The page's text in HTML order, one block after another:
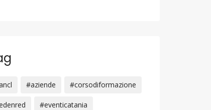
#aziende #corsodiformazione
#eventicatania